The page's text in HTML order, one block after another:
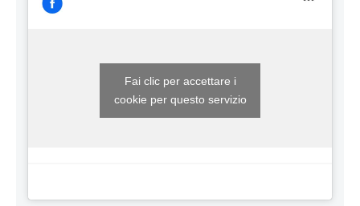
Fai clic per accettare i
cookie per questo servizio